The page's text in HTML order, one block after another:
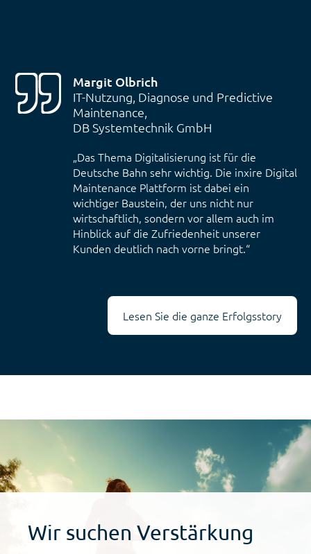
Margit Olbrich
IT-Nutzung, Diagnose und Predictive
Maintenance,
DB Systemtechnik GmbH
„Das Thema Digitalisierung ist für die
Deutsche Bahn sehr wichtig. Die inxire Digital
Maintenance Plattform ist dabei ein
wichtiger Baustein, der uns nicht nur
wirtschaftlich, sondern vor allem auch im
Hinblick auf die Zufriedenheit unserer
Kunden deutlich nach vorne bringt.“
Lesen Sie die ganze Erfolgsstory
Wir suchen Verstärkung